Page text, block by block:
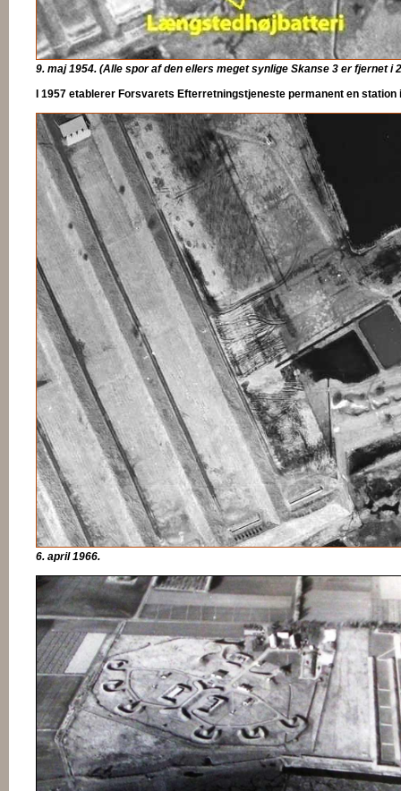
9. maj 1954. (Alle spor af den ellers meget synlige Skanse 3 er fjernet i
I 1957 etablerer Forsvarets Efterretningstjeneste permanent en
6. april 1966.